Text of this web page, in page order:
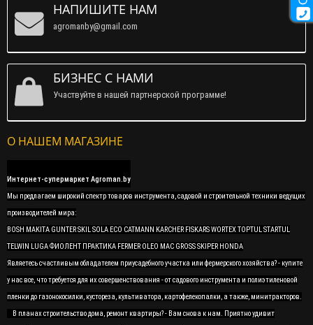
НАПИШИТЕ НАМ
agromanby@gmail.com
БИЗНЕС С НАМИ
Участвуйте в нашей партнерской программе!
О НАШЕМ МАГАЗИНЕ
Интернет-супермаркет Agroman.by
Мы предлагаем широкий спектр товаров инструмента, садовой и строительной техники ведущих
производителей мира:
BOSH MAKITA GUNTER SKIL SOLA ECO CATMANN KARCHER FISKARS WORTEX TOPTUL STARTUL
TELWIN LUGA ФИОЛЕНТ ПРАКТИКА FERMER OLEO MAC GROSS SKIPER HONDA
Являетесь счастливым обладателем приусадебного участка или фермерского хозяйства? - купите
у нас все, что требуется для их совершенствования - от садового инструмента и полиэтиленовой
пленки до газонокосилки, кустореза, культиватора, картофелекопалки, а также, минитракторов.
В планах строительство дома, ремонт квартиры? - Вам снова к нам. Приятно удивит